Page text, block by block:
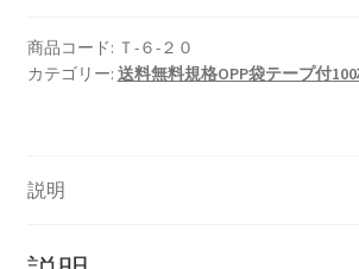
テ
ー
−６
０
商品コード: Ｔ-６-２０
カテゴリー: 送料無料規格OPP袋テープ付
説明